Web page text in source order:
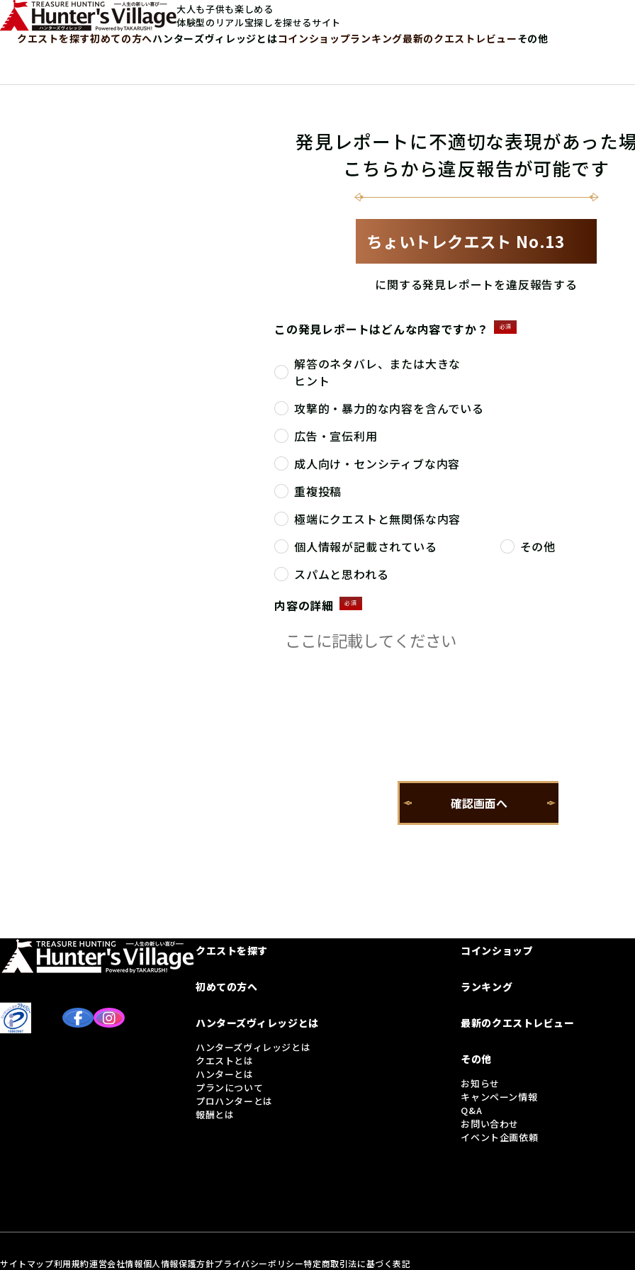
大人も子供も楽しめる
体験型のリアル宝探しを探せるサイト
クエストを探す初めての方へハンターズヴィレッジとはコインショップランキング最新のクエストレビューその他
発見レポートに不適切な表現があった
こちらから違反報告が可能です
ちょいトレクエスト No.13
に関する発見レポートを違反報告する
この発見レポートはどんな内容ですか？ 必須
解答のネタバレ、または大きな
ヒント
攻撃的・暴力的な内容を含んでいる
広告・宣伝利用
成人向け・センシティブな内容
重複投稿
極端にクエストと無関係な内容
個人情報が記載されている
その他
スパムと思われる
内容の詳細
必須
クエストを探す
初めての方へ
ハンターズヴィレッジとは
ハンターズヴィレッジとは
クエストとは
ハンターとは
プランについて
プロハンターとは
報酬とは
コインショップ
ランキング
最新のクエストレビュー
その他
お知らせ
キャンペーン情報
Q&A
お問い合わせ
イベント企画依頼
サイトマップ利用規約運営会社情報個人情報保護方針プライバシーポリシー特定商取引法に基づく表記